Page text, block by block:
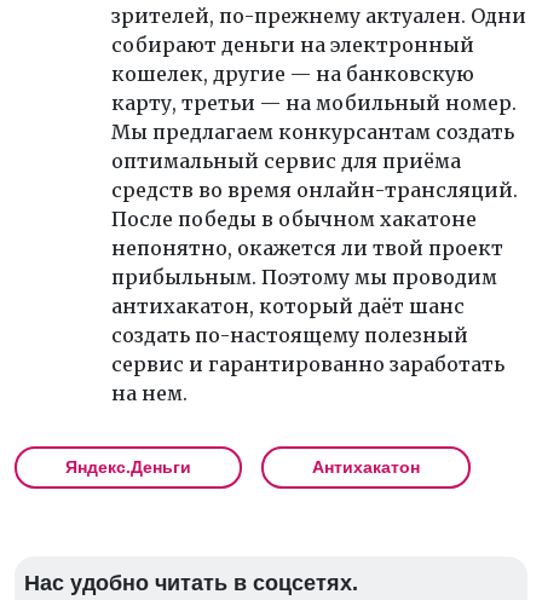
зрителей, по-прежнему актуален. Одни
собирают деньги на электронный
кошелек, другие — на банковскую
карту, третьи — на мобильный номер.
Мы предлагаем конкурсантам создать
оптимальный сервис для приёма
средств во время онлайн-трансляций.
После победы в обычном хакатоне
непонятно, окажется ли твой проект
прибыльным. Поэтому мы проводим
антихакатон, который даёт шанс
создать по-настоящему полезный
сервис и гарантированно заработать
на нем.
Яндекс.Деньги Антихакатон
Нас удобно читать в соцсетях.